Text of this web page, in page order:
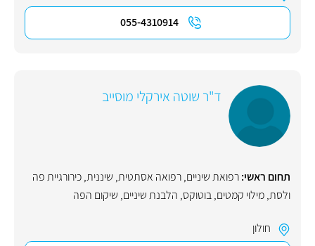
055-4310914
ד"ר שוטה אירקלי מוסייב
תחום ראשי:רפואת שיניים,רפואה אסתטית, שיננית,כירורגיית פה
ולסת,מילוי קמטים,בוטוקס, הלבנת שיניים, שיקום הפה
חולון